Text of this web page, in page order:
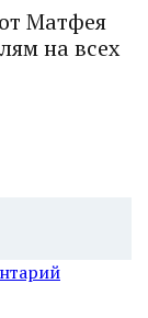
Матфея
на всех